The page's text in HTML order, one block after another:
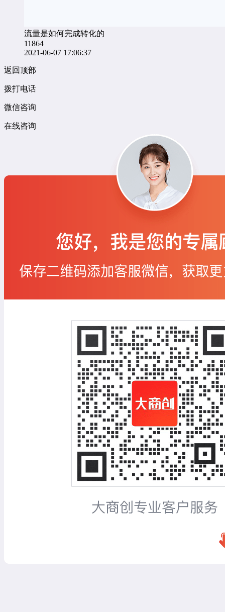
流量是如何完成转化的
11864
2021-06-07 17:06:37
返回顶部
拨打电话
微信咨询
在线咨询